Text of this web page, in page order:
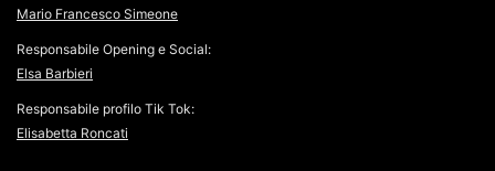
Mario Francesco Simeone
Responsabile Opening e Social:
Elsa Barbieri
Responsabile profilo Tik Tok:
Elisabetta Roncati